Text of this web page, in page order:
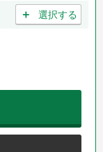
＋ 選択する